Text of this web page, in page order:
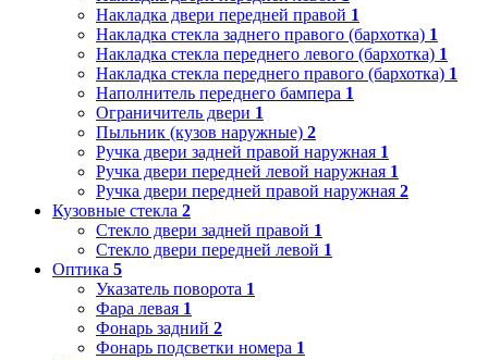
Накладка двери передней правой 1
Накладка стекла заднего правого (бархотка) 1
Накладка стекла переднего левого (бархотка) 1
Накладка стекла переднего правого (бархотка) 1
Наполнитель переднего бампера 1
Ограничитель двери 1
Пыльник (кузов наружные) 2
Ручка двери задней правой наружная 1
Ручка двери передней левой наружная 1
Ручка двери передней правой наружная 2
Кузовные стекла 2
Стекло двери задней правой 1
Стекло двери передней левой 1
Оптика 5
Указатель поворота 1
Фара левая 1
Фонарь задний 2
Фонарь подсветки номера 1